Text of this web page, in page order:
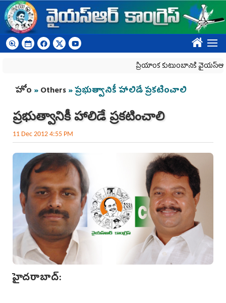
Skip to main content
????
ప్రియాంక కుటుంబానికి వైయ‌స్ఆర్‌సీపీ
You are here
హోం »Others» ప్రభుత్వానికీ హాలిడే ప్రకటించాలి
ప్రభుత్వానికీ హాలిడే ప్రకటించాలి
11 Dec 2012 4:55 PM
హైదరాబాద్: